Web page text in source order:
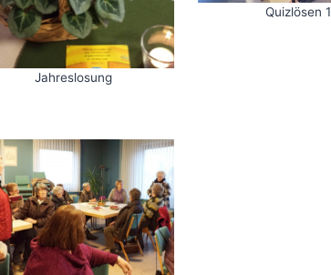
Jahreslosung
Quizlösen 1